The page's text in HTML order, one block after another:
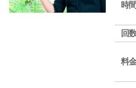
時間
回
料